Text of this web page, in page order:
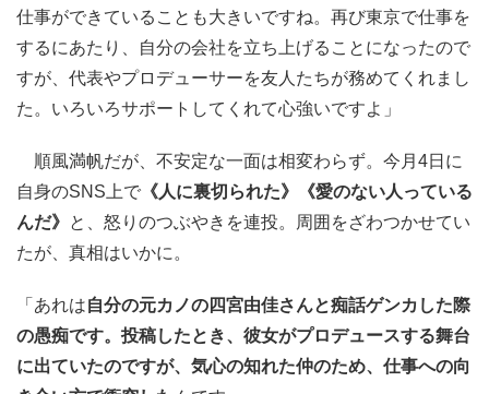
仕事ができていることも大きいですね。再び東京で仕事を
するにあたり、自分の会社を立ち上げることになったので
すが、代表やプロデューサーを友人たちが務めてくれまし
た。いろいろサポートしてくれて心強いですよ」
順風満帆だが、不安定な一面は相変わらず。今月4日に
自身のSNS上で 《人に裏切られた》《愛のない人っている
んだ》 と、怒りのつぶやきを連投。周囲をざわつかせてい
たが、真相はいかに。
「あれは自分の元カノの四宮由佳さんと痴話ゲンカした際
の愚痴です。投稿したとき、彼女がプロデュースする舞台
に出ていたのですが、気心の知れた仲のため、仕事への向